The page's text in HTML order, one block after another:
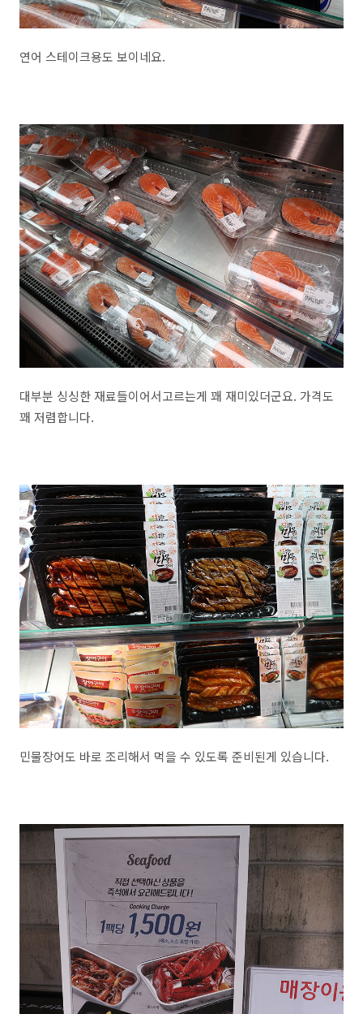
연어 스테이크용도 보이네요.
대부분 싱싱한 재료들이어서고르는게 꽤 재미있더군요. 가격도
꽤 저렴합니다.
민물장어도 바로 조리해서 먹을 수 있도록 준비된게 있습니다.